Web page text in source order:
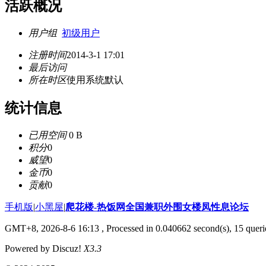
活跃概况
用户组 初级用户
注册时间2014-3-1 17:01
最后访问
所在时区使用系统默认
统计信息
已用空间0 B
积分0
威望0
金币0
贡献0
手机版|小黑屋|爬花楼-热饭网全国兼职外围女楼凤性息论坛
GMT+8, 2026-8-6 16:13 , Processed in 0.040662 second(s), 15
Powered by Discuz! X3.3